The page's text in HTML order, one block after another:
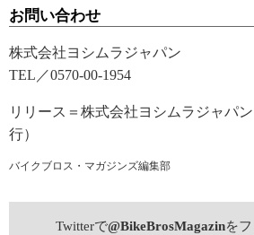
お問い合わせ
株式会社ヨシムラジャパン
TEL／0570-00-1954
リリース＝株式会社ヨシムラジャパ
行）
バイクブロス・マガジンズ編集部
Twitterで@BikeBrosMagazinを